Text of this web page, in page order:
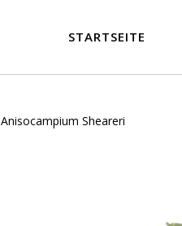
STARTSEITE
Anisocampium Sheareri